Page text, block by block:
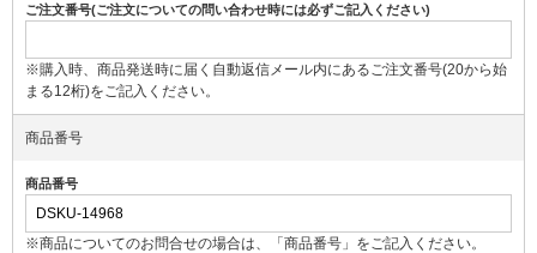
ご注文番号(ご注文についての問い合わせ時には必ずご記入ください)
※購入時、商品発送時に届く自動返信メール内にあるご注文番号(20から始
まる12桁)をご記入ください。
商品番号
商品番号
※商品についてのお問合せの場合は、「商品番号」をご記入ください。